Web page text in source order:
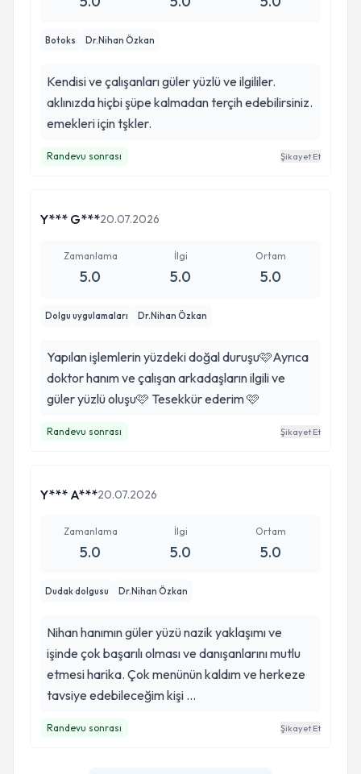
Botoks Dr.Nihan Özkan
Kendisi ve çalışanları güler yüzlü ve ilgililer.
aklınızda hiçbi şüpe kalmadan terçih edebilirsiniz.
emekleri için tşkler.
Randevu sonrası Şikayet Et
Y*** G***20.07.2026
Zamanlama
5.0
İlgi
5.0
Ortam
5.0
Dolgu uygulamaları Dr.Nihan Özkan
Yapılan işlemlerin yüzdeki doğal duruşu🩷Ayrıca
doktor hanım ve çalışan arkadaşların ilgili ve
güler yüzlü oluşu🩷 Tesekkür ederim 🩷
Randevu sonrası Şikayet Et
Y*** A***20.07.2026
Zamanlama
5.0
İlgi
5.0
Ortam
5.0
Dudak dolgusu Dr.Nihan Özkan
Nihan hanımın güler yüzü nazik yaklaşımı ve
işinde çok başarılı olması ve danışanlarını mutlu
etmesi harika. Çok menünün kaldım ve herkeze
tavsiye edebileceğim kişi …
Randevu sonrası Şikayet Et